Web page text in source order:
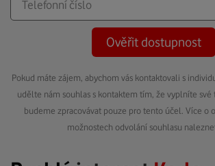
Ověřit dostupnost
Pokud máte zájem, abychom vás kontaktovali s
udělte nám souhlas s kontaktem tím, že vyplníte
budeme zpracovávat pouze pro tento účel. Více o
možnostech odvolání souhlasu